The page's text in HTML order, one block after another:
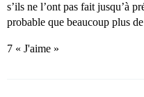
s’ils ne l’ont pas fait jusqu’à
probable que beaucoup plus
7 « J'aime »